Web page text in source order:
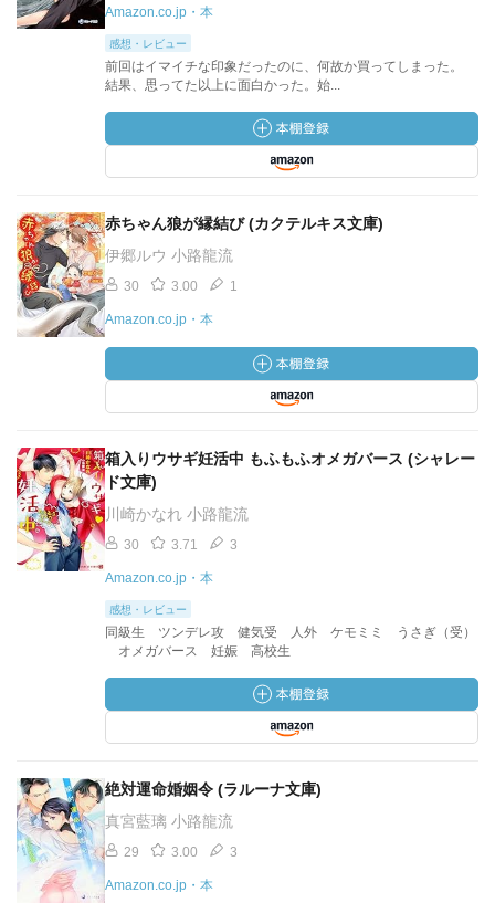
Amazon.co.jp・本
感想・レビュー
前回はイマイチな印象だったのに、何故か買ってしまった。
結果、思ってた以上に面白かった。始...
赤ちゃん狼が縁結び (カクテルキス文庫)
伊郷ルウ 小路龍流
30 3.00 1
Amazon.co.jp・本
箱入りウサギ妊活中 もふもふオメガバース (シャレー
ド文庫)
川崎かなれ 小路龍流
30 3.71 3
Amazon.co.jp・本
感想・レビュー
同級生 ツンデレ攻 健気受 人外 ケモミミ うさぎ（受）
オメガバース 妊娠 高校生
絶対運命婚姻令 (ラルーナ文庫)
真宮藍璃 小路龍流
29 3.00 3
Amazon.co.jp・本